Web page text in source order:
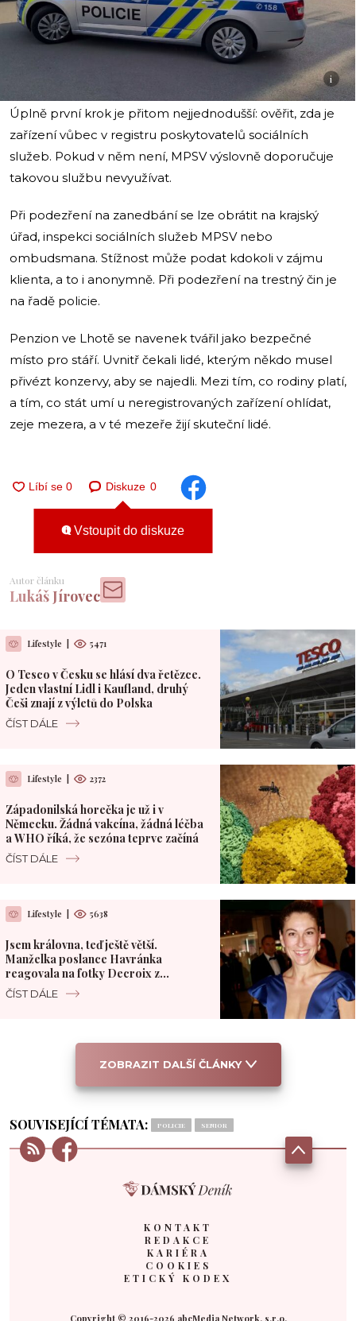
i
Úplně první krok je přitom nejjednodušší: ověřit, zda je
zařízení vůbec v registru poskytovatelů sociálních
služeb. Pokud v něm není, MPSV výslovně doporučuje
takovou službu nevyužívat.
Při podezření na zanedbání se lze obrátit na krajský
úřad, inspekci sociálních služeb MPSV nebo
ombudsmana. Stížnost může podat kdokoli v zájmu
klienta, a to i anonymně. Při podezření na trestný čin je
na řadě policie.
Penzion ve Lhotě se navenek tvářil jako bezpečné
místo pro stáří. Uvnitř čekali lidé, kterým někdo musel
přivézt konzervy, aby se najedli. Mezi tím, co rodiny platí,
a tím, co stát umí u neregistrovaných zařízení ohlídat,
zeje mezera, a v té mezeře žijí skuteční lidé.
Diskuze 0
Vstoupit do diskuze
Autor článku
Lukáš Jírovec
Lifestyle 5471
O Tesco v Česku se hlásí dva řetězce.
Jeden vlastní Lidl i Kaufland, druhý
Češi znají z výletů do Polska
ČÍST DÁLE
Lifestyle 2372
Západonilská horečka je už i v
Německu. Žádná vakcína, žádná léčba
a WHO říká, že sezóna teprve začíná
ČÍST DÁLE
Lifestyle 5638
Jsem královna, teď ještě větší.
Manželka poslance Havránka
reagovala na fotky Decroix z
polského hotelu
ČÍST DÁLE
ZOBRAZIT DALŠÍ ČLÁNKY
SOUVISEJÍCÍ TÉMATA: POLICIE SENIOR
KONTAKT
REDAKCE
KARIÉRA
COOKIES
ETICKÝ KODEX
Copyright © 2016-2026 abcMedia Network, s.r.o.